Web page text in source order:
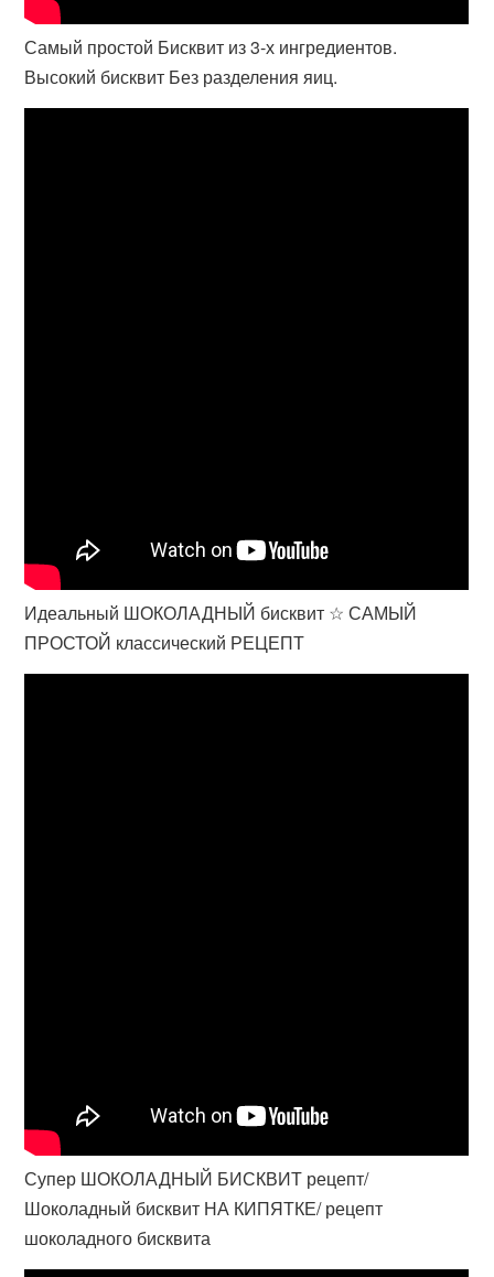
Самый простой Бисквит из 3-х ингредиентов.
Высокий бисквит Без разделения яиц.
Идеальный ШОКОЛАДНЫЙ бисквит ☆ САМЫЙ
ПРОСТОЙ классический РЕЦЕПТ
Супер ШОКОЛАДНЫЙ БИСКВИТ рецепт/
Шоколадный бисквит НА КИПЯТКЕ/ рецепт
шоколадного бисквита